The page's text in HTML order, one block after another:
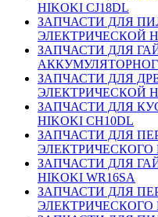
HIKOKI CJ18DL
ЗАПЧАСТИ ДЛЯ
ЭЛЕКТРИЧЕСКОЙ
ЗАПЧАСТИ ДЛЯ
ЗАПЧАСТИ ДЛЯ
ЭЛЕКТРИЧЕСКОЙ
ЗАПЧАСТИ ДЛЯ
HIKOKI CH10DL
ЗАПЧАСТИ ДЛЯ
ЭЛЕКТРИЧЕСКОГО
ЗАПЧАСТИ ДЛЯ
HIKOKI WR16SA
ЗАПЧАСТИ ДЛЯ
ЭЛЕКТРИЧЕСКОГО